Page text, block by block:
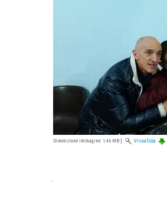
Dimensione immagine: 1.46 MB | Visualizza